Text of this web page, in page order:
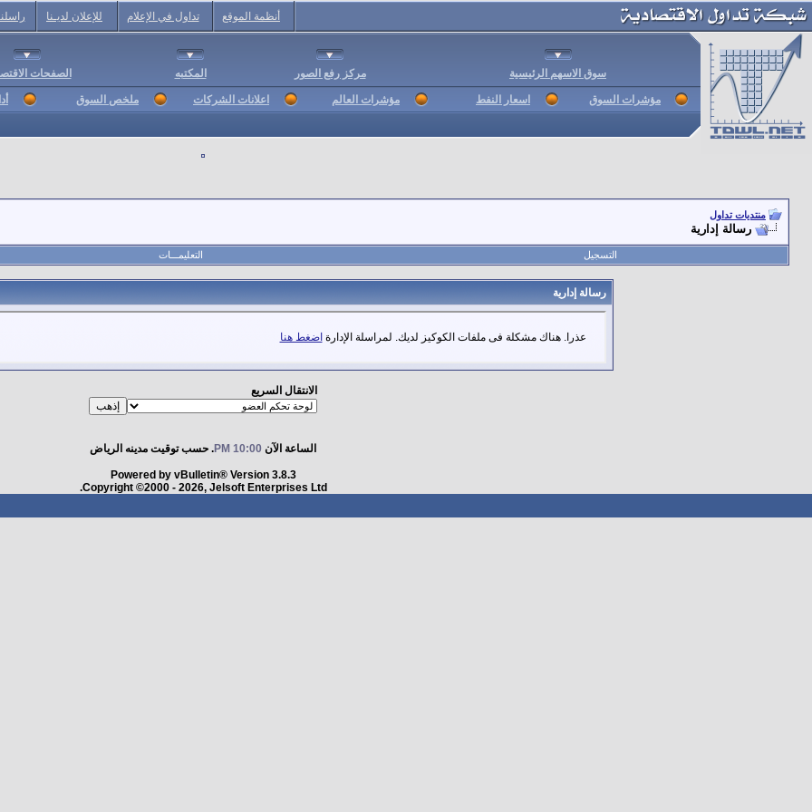
أنظمة الموقع تداول في الإعلام للإعلان لديـنا
سوق الاسهم الرئيسية مركز رفع الصور المكتبه الصفحات
مؤشرات السوق اسعار النفط مؤشرات العالم اعلانات الشركات ملخص السوق
منتديات تداول
رسالة إدارية
التسجيل التعليمـــات
رسالة إدارية
عذرا. هناك مشكلة فى ملفات الكوكيز لديك. لمراسلة الإدارة اضغط هنا
الانتقال السريع
الساعة الآن 10:00 PM . حسب توقيت مدينه الرياض
Powered by vBulletin® Version 3.8.3
Copyright ©2000 - 2026, Jelsoft Enterprises Ltd.